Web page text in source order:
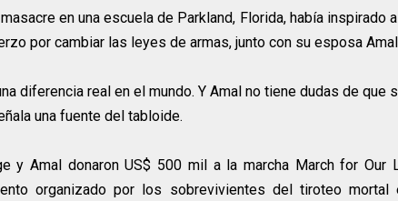
en una escuela de Parkland, Florida, había inspirado
por cambiar las leyes de armas, junto con su esposa
diferencia real en el mundo. Y Amal no tiene dudas de que
una fuente del tabloide.
y Amal donaron US$ 500 mil a la marcha March for Our
organizado por los sobrevivientes del tiroteo